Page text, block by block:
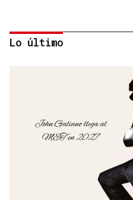
Un herido en la colisión
entrada a las termas de
Lo último